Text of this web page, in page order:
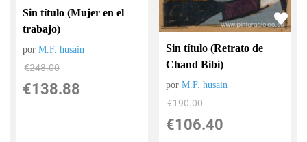
Sin título (Mujer en el
trabajo)
porM.F. husain
€248.00
€138.88
Sin título (Retrato de
Chand Bibi)
porM.F. husain
€190.00
€106.40